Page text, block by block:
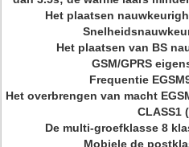
Het plaatsen
Het plaatsen van BS
GSM/GPRS
Frequentie
Het overbrengen van macht
CLASS1
De multi-groefklasse 8
Mobiele de